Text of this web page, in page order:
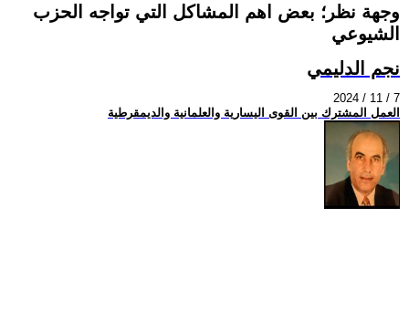
وجهة نظر؛ بعض اهم المشاكل التي تواجه الحزب
الشيوعي
نجم الدليمي
2024 / 11 / 7
العمل المشترك بين القوى اليسارية والعلمانية والديمقرطية